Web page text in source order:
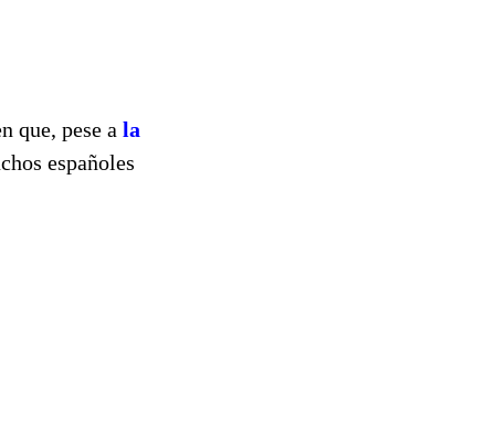
que, pese a la
españoles